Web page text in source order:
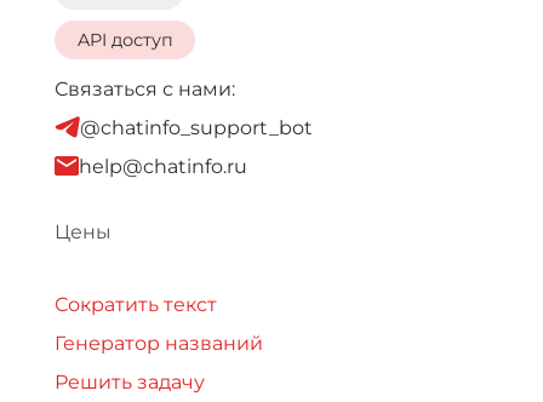
API доступ
Связаться с нами:
@chatinfo_support_bot
help@chatinfo.ru
Цены
Сократить текст
Генератор названий
Решить задачу